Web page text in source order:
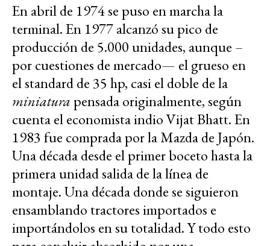
En abril de 1974 se puso en marcha la
terminal. En 1977 alcanzó su pico de
producción de 5.000 unidades, aunque –
por cuestiones de mercado— el grueso en
el standard de 35 hp, casi el doble de la
miniatura pensada originalmente, según
cuenta el economista indio Vijat Bhatt. En
1983 fue comprada por la Mazda de Japón.
Una década desde el primer boceto hasta la
primera unidad salida de la línea de
montaje. Una década donde se siguieron
ensamblando tractores importados e
importándolos en su totalidad. Y todo esto